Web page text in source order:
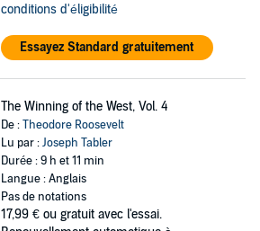
conditions d'éligibilité
Essayez Standard gratuitement
The Winning of the West, Vol. 4
De :Theodore Roosevelt
Lu par :Joseph Tabler
Durée : 9 h et 11 min
Langue : Anglais
Pas de notations
17,99 € ou gratuit avec l'essai.